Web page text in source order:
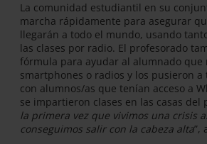
La comunidad estudiantil en su
marcha rápidamente para asegurar
llegarán a todo el mundo, usando
las clases por radio. El profesorado
fórmula para ayudar al alumnado que
smartphones o radios y los pusieron
con alumnos/as que tenían acceso a
se impartieron clases en las casas del
la primera vez que vivimos una crisis
conseguimos salir con la cabeza alta”,